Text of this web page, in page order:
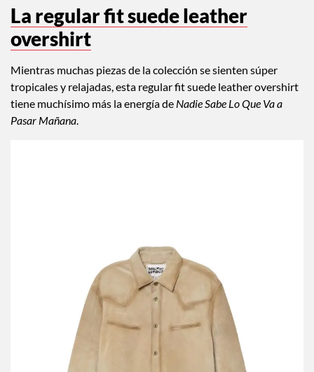
La regular fit suede leather
overshirt
Mientras muchas piezas de la colección se sienten súper
tropicales y relajadas, esta regular fit suede leather overshirt
tiene muchísimo más la energía de Nadie Sabe Lo Que Va a
Pasar Mañana.